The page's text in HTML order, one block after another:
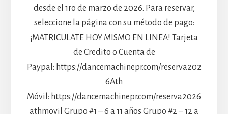
desde el 1ro de marzo de 2026. Para reservar,
seleccione la página con su método de pago:
¡MATRICULATE HOY MISMO EN LINEA! Tarjeta
de Credito o Cuenta de
Paypal: https://dancemachinepr.com/reserva202
6Ath
Móvil: https://dancemachinepr.com/reserva2026
athmovil Grupo #1 – 6 a 11 años Grupo #2 – 12 a